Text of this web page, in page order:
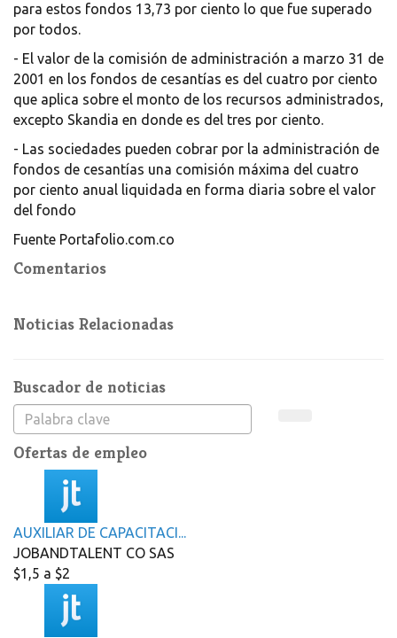
para estos fondos 13,73 por ciento lo que fue superado
por todos.
- El valor de la comisión de administración a marzo 31 de
2001 en los fondos de cesantías es del cuatro por ciento
que aplica sobre el monto de los recursos administrados,
excepto Skandia en donde es del tres por ciento.
- Las sociedades pueden cobrar por la administración de
fondos de cesantías una comisión máxima del cuatro
por ciento anual liquidada en forma diaria sobre el valor
del fondo
Fuente Portafolio.com.co
Comentarios
Noticias Relacionadas
Buscador de noticias
Ofertas de empleo
AUXILIAR DE CAPACITACI...
JOBANDTALENT CO SAS
$1,5 a $2